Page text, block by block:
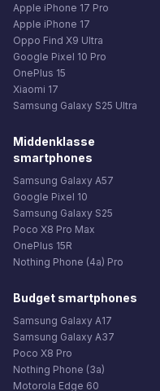
Apple iPhone 17 Pro
Apple iPhone 17
Oppo Find X9 Ultra
Google Pixel 10 Pro
OnePlus 15
Xiaomi 17
Samsung Galaxy S25 Ultra
Middenklasse
smartphones
Samsung Galaxy A57
Google Pixel 10
Samsung Galaxy S25
Poco X8 Pro Max
OnePlus 15R
Nothing Phone (4a) Pro
Budget smartphones
Samsung Galaxy A17
Samsung Galaxy A37
Poco X8 Pro
Nothing Phone (3a)
Motorola Edge 60